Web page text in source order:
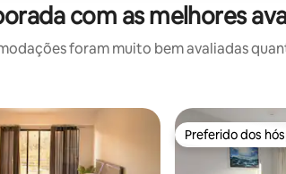
com as melhores
foram muito bem avaliadas
Preferido dos
Preferido dos